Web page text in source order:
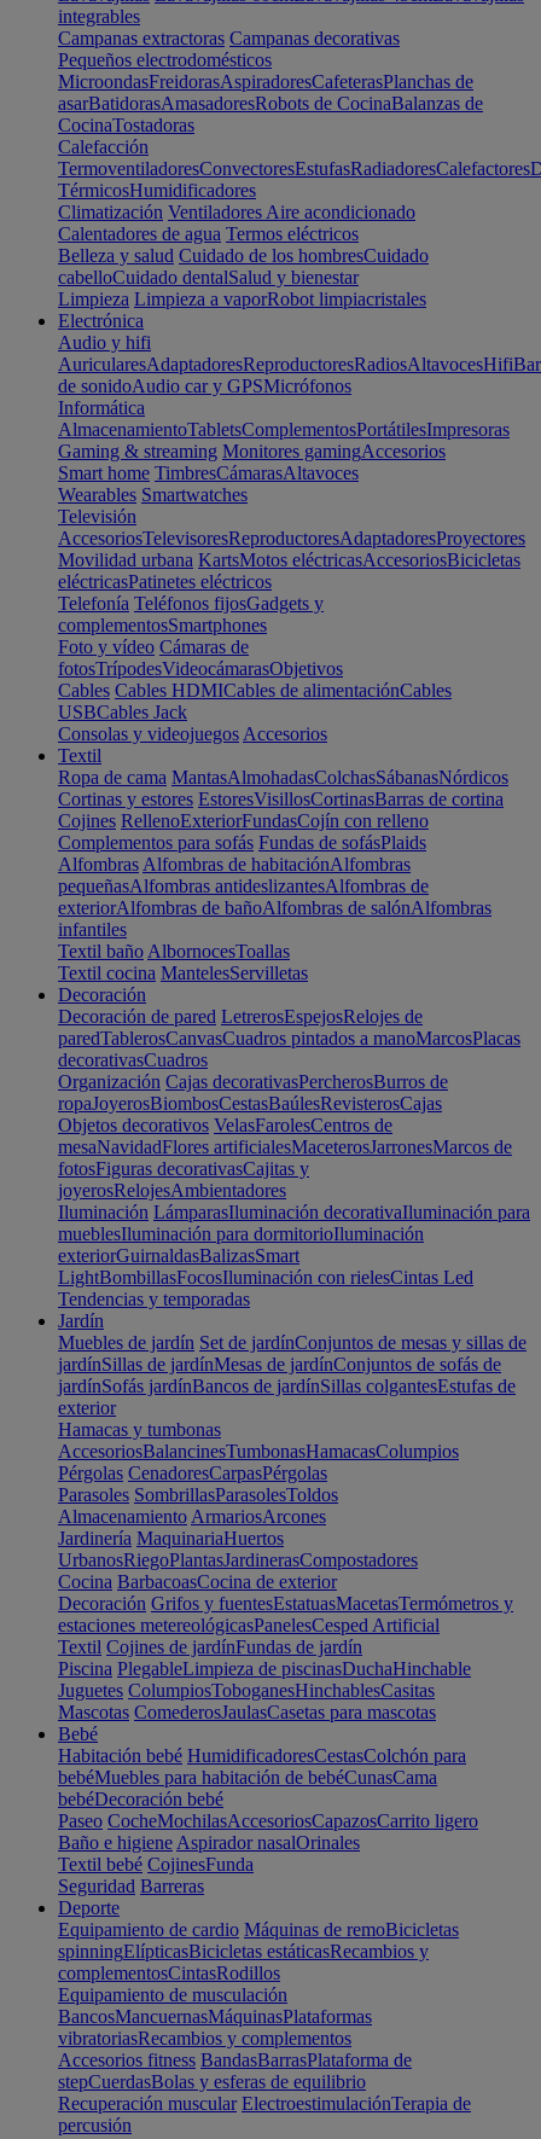
integrables
Campanas extractoras Campanas decorativas
Pequeños electrodomésticos
MicroondasFreidorasAspiradoresCafeterasPlanchas de
asarBatidorasAmasadoresRobots de CocinaBalanzas de
CocinaTostadoras
Calefacción
TermoventiladoresConvectoresEstufasRadiadoresCalefactores
TérmicosHumidificadores
Climatización Ventiladores Aire acondicionado
Calentadores de agua Termos eléctricos
Belleza y salud Cuidado de los hombresCuidado
cabelloCuidado dentalSalud y bienestar
Limpieza Limpieza a vaporRobot limpiacristales
Electrónica
Audio y hifi
AuricularesAdaptadoresReproductoresRadiosAltavocesHifi
de sonidoAudio car y GPSMicrófonos
Informática
AlmacenamientoTabletsComplementosPortátilesImpresoras
Gaming & streaming Monitores gamingAccesorios
Smart home TimbresCámarasAltavoces
Wearables Smartwatches
Televisión
AccesoriosTelevisoresReproductoresAdaptadoresProyectores
Movilidad urbana KartsMotos eléctricasAccesoriosBicicletas
eléctricasPatinetes eléctricos
Telefonía Teléfonos fijosGadgets y
complementosSmartphones
Foto y vídeo Cámaras de
fotosTrípodesVideocámarasObjetivos
Cables Cables HDMICables de alimentaciónCables
USBCables Jack
Consolas y videojuegos Accesorios
Textil
Ropa de cama MantasAlmohadasColchasSábanasNórdicos
Cortinas y estores EstoresVisillosCortinasBarras de cortina
Cojines RellenoExteriorFundasCojín con relleno
Complementos para sofás Fundas de sofásPlaids
Alfombras Alfombras de habitaciónAlfombras
pequeñasAlfombras antideslizantesAlfombras de
exteriorAlfombras de bañoAlfombras de salónAlfombras
infantiles
Textil baño AlbornocesToallas
Textil cocina MantelesServilletas
Decoración
Decoración de pared LetrerosEspejosRelojes de
paredTablerosCanvasCuadros pintados a manoMarcosPlacas
decorativasCuadros
Organización Cajas decorativasPercherosBurros de
ropaJoyerosBiombosCestasBaúlesRevisterosCajas
Objetos decorativos VelasFarolesCentros de
mesaNavidadFlores artificialesMaceterosJarronesMarcos de
fotosFiguras decorativasCajitas y
joyerosRelojesAmbientadores
Iluminación LámparasIluminación decorativaIluminación para
mueblesIluminación para dormitorioIluminación
exteriorGuirnaldasBalizasSmart
LightBombillasFocosIluminación con rielesCintas Led
Tendencias y temporadas
Jardín
Muebles de jardín Set de jardínConjuntos de mesas y sillas de
jardínSillas de jardínMesas de jardínConjuntos de sofás de
jardínSofás jardínBancos de jardínSillas colgantesEstufas de
exterior
Hamacas y tumbonas
AccesoriosBalancinesTumbonasHamacasColumpios
Pérgolas CenadoresCarpasPérgolas
Parasoles SombrillasParasolesToldos
Almacenamiento ArmariosArcones
Jardinería MaquinariaHuertos
UrbanosRiegoPlantasJardinerasCompostadores
Cocina BarbacoasCocina de exterior
Decoración Grifos y fuentesEstatuasMacetasTermómetros y
estaciones metereológicasPanelesCesped Artificial
Textil Cojines de jardínFundas de jardín
Piscina PlegableLimpieza de piscinasDuchaHinchable
Juguetes ColumpiosToboganesHinchablesCasitas
Mascotas ComederosJaulasCasetas para mascotas
Bebé
Habitación bebé HumidificadoresCestasColchón para
bebéMuebles para habitación de bebéCunasCama
bebéDecoración bebé
Paseo CocheMochilasAccesoriosCapazosCarrito ligero
Baño e higiene Aspirador nasalOrinales
Textil bebé CojinesFunda
Seguridad Barreras
Deporte
Equipamiento de cardio Máquinas de remoBicicletas
spinningElípticasBicicletas estáticasRecambios y
complementosCintasRodillos
Equipamiento de musculación
BancosMancuernasMáquinasPlataformas
vibratoriasRecambios y complementos
Accesorios fitness BandasBarrasPlataforma de
stepCuerdasBolas y esferas de equilibrio
Recuperación muscular ElectroestimulaciónTerapia de
percusión